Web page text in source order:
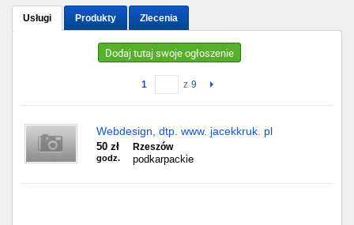
Usługi Produkty Zlecenia
Dodaj tutaj swoje ogłoszenie
1 z 9
Webdesign, dtp. www. jacekkruk. pl
50 zł
godz.
Rzeszów
podkarpackie
Katowice
Chorzów